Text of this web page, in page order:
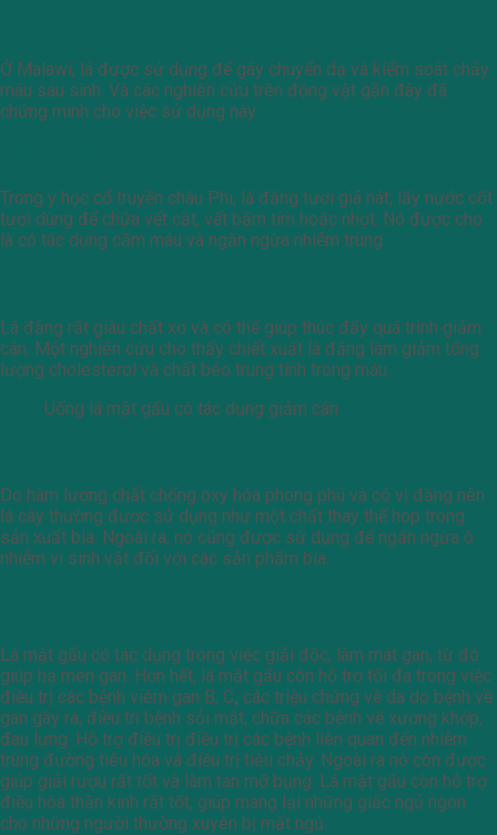
Ở Malawi, lá được sử dụng để gây chuyển dạ và kiểm soát chảy
máu sau sinh. Và các nghiên cứu trên động vật gần đây đã
chứng minh cho việc sử dụng này.
Trong y học cổ truyền châu Phi, lá đắng tươi giã nát, lấy nước cốt
tươi dùng để chữa vết cắt, vết bầm tím hoặc nhọt. Nó được cho
là có tác dụng cầm máu và ngăn ngừa nhiễm trùng.
Lá đắng rất giàu chất xơ và có thể giúp thúc đẩy quá trình giảm
cân. Một nghiên cứu cho thấy chiết xuất lá đắng làm giảm tổng
lượng cholesterol và chất béo trung tính trong máu.
Uống lá mật gấu có tác dụng giảm cân
Do hàm lượng chất chống oxy hóa phong phú và có vị đắng nên
lá cây thường được sử dụng như một chất thay thế hop trong
sản xuất bia. Ngoài ra, nó cũng được sử dụng để ngăn ngừa ô
nhiễm vi sinh vật đối với các sản phẩm bia.
Lá mật gấu có tác dụng trong việc giải độc, làm mát gan, từ đó
giúp hạ men gan. Hơn hết, lá mật gấu còn hỗ trợ tối đa trong việc
điều trị các bệnh viêm gan B, C, các triệu chứng về da do bệnh về
gan gây ra, điều trị bệnh sỏi mật, chữa các bệnh về xương khớp,
đau lưng. Hỗ trợ điều trị điều trị các bệnh liên quan đến nhiễm
trùng đường tiêu hóa và điều trị tiêu chảy. Ngoài ra nó còn được
giúp giải rượu rất tốt và làm tan mỡ bụng. Lá mật gấu còn hỗ trợ
điều hòa thần kinh rất tốt, giúp mang lại những giấc ngủ ngon
cho những người thường xuyên bị mất ngủ.